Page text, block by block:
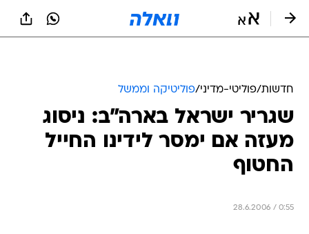
חדשות/פוליטי-מדיני/פוליטיקה וממשל
שגריר ישראל בארה"ב: ניסוג
מעזה אם ימסר לידינו החייל
החטוף
28.6.2006 / 0:55